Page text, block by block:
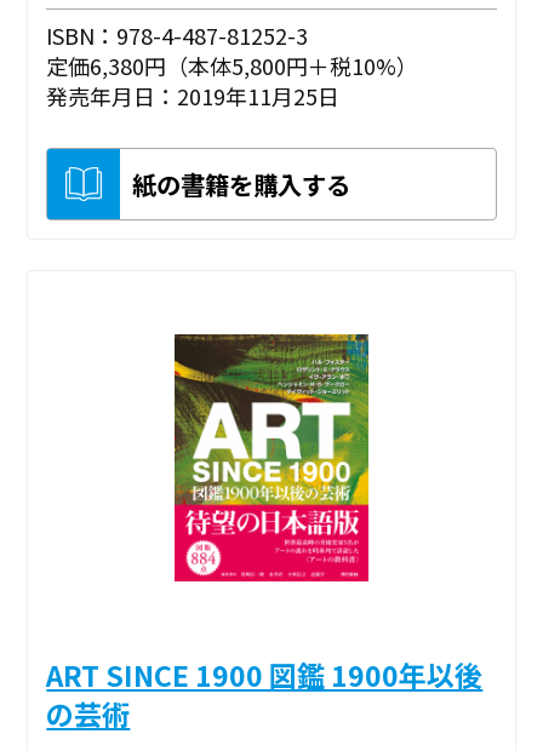
ISBN：978-4-487-81252-3
定価6,380円（本体5,800円＋税10%）
発売年月日：2019年11月25日
紙の書籍を購入する
ART SINCE 1900 図鑑 1900年以後
の芸術